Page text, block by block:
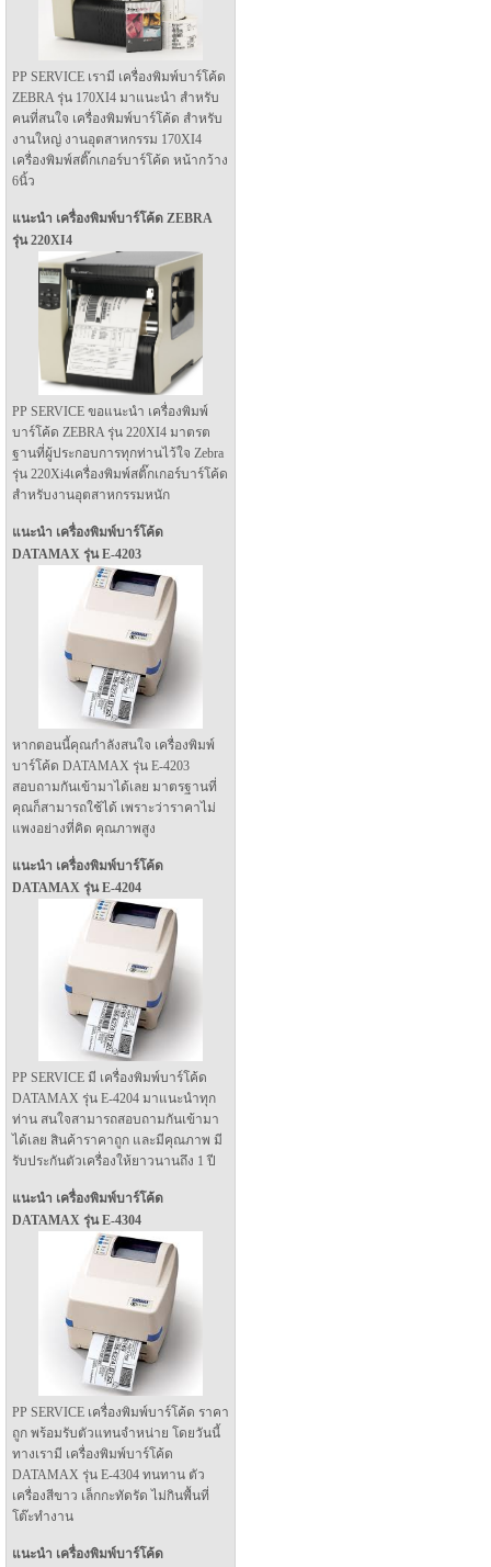
PP SERVICE เรามี เครื่องพิมพ์บาร์โค้ด
ZEBRA รุ่น 170XI4 มาแนะนำ สำหรับ
คนที่สนใจ เครื่องพิมพ์บาร์โค้ด สำหรับ
งานใหญ่ งานอุตสาหกรรม 170XI4
เครื่องพิมพ์สติ๊กเกอร์บาร์โค้ด หน้ากว้าง
6นิ้ว
แนะนำ เครื่องพิมพ์บาร์โค้ด ZEBRA
รุ่น 220XI4
PP SERVICE ขอแนะนำ เครื่องพิมพ์
บาร์โค้ด ZEBRA รุ่น 220XI4 มาตรต
ฐานที่ผู้ประกอบการทุกท่านไว้ใจ Zebra
รุ่น 220Xi4เครื่องพิมพ์สติ๊กเกอร์บาร์โค้ด
สำหรับงานอุตสาหกรรมหนัก
แนะนำ เครื่องพิมพ์บาร์โค้ด
DATAMAX รุ่น E-4203
หากตอนนี้คุณกำลังสนใจ เครื่องพิมพ์
บาร์โค้ด DATAMAX รุ่น E-4203
สอบถามกันเข้ามาได้เลย มาตรฐานที่
คุณก็สามารถใช้ได้ เพราะว่าราคาไม่
แพงอย่างที่คิด คุณภาพสูง
แนะนำ เครื่องพิมพ์บาร์โค้ด
DATAMAX รุ่น E-4204
PP SERVICE มี เครื่องพิมพ์บาร์โค้ด
DATAMAX รุ่น E-4204 มาแนะนำทุก
ท่าน สนใจสามารถสอบถามกันเข้ามา
ได้เลย สินค้าราคาถูก และมีคุณภาพ มี
รับประกันตัวเครื่องให้ยาวนานถึง 1 ปี
แนะนำ เครื่องพิมพ์บาร์โค้ด
DATAMAX รุ่น E-4304
PP SERVICE เครื่องพิมพ์บาร์โค้ด ราคา
ถูก พร้อมรับตัวแทนจำหน่าย โดยวันนี้
ทางเรามี เครื่องพิมพ์บาร์โค้ด
DATAMAX รุ่น E-4304 ทนทาน ตัว
เครื่องสีขาว เล็กกะทัดรัด ไม่กินพื้นที่
โต๊ะทำงาน
แนะนำ เครื่องพิมพ์บาร์โค้ด